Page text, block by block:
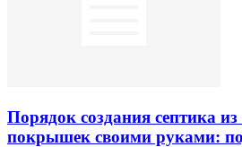
Порядок создания септика
покрышек своими руками: